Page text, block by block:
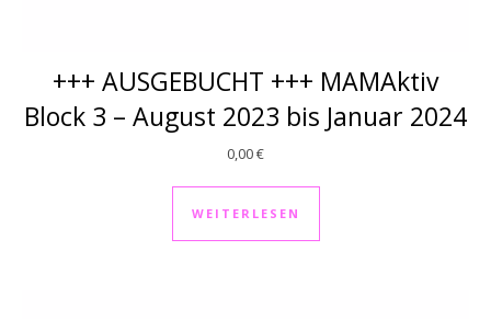
+++ AUSGEBUCHT +++ MAMAktiv
Block 3 – August 2023 bis Januar 2024
0,00€
WEITERLESEN